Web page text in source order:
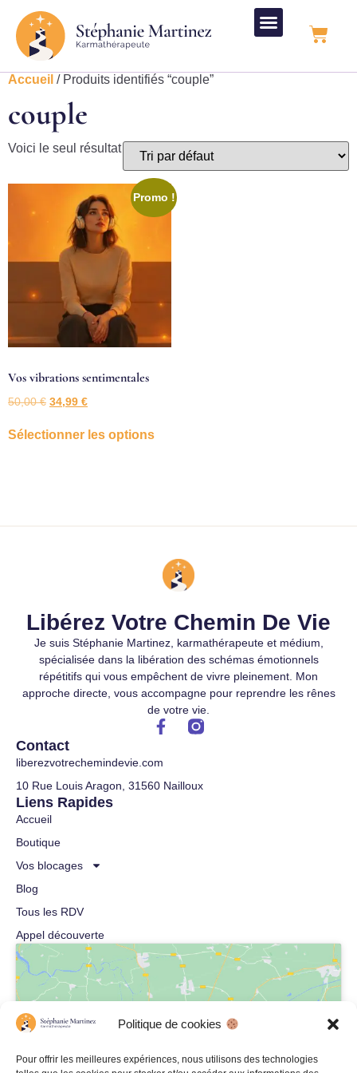
Politique de cookies
Pour offrir les meilleures expériences, nous utilisons des technologies
Accueil / Produits identifiés “couple”
couple
Voici le seul résultat
Promo !
Vos vibrations sentimentales
50,00€ 34,99 €
Sélectionner les options
Libérez Votre Chemin De Vie
Je suis Stéphanie Martinez, karmathérapeute et médium,
spécialisée dans la libération des schémas émotionnels
répétitifs qui vous empêchent de vivre pleinement. Mon
approche directe, vous accompagne pour reprendre les rênes
de votre vie.
Liens Rapides
Accueil
Boutique
Vos blocages
Blog
Tous les RDV
Appel découverte
Contact
liberezvotrechemindevie.com
10 Rue Louis Aragon, 31560 Nailloux
marketing et activer ce contenu